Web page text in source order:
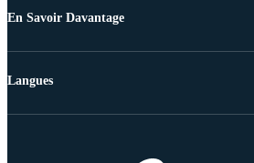
En Savoir Davantage
Langues